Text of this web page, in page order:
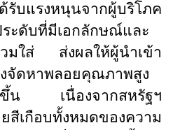
รับแรงหนุนจากผู้บริโภค
ะดับที่มีเอกลักษณ์และ
มใส่ ส่งผลให้ผู้นำเข้า
จัดหาพลอยคุณภาพสูง
กขึ้น เนื่องจากสหรัฐฯ
สีเกือบทั้งหมดของความ